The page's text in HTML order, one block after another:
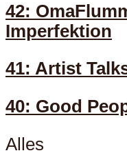
42:
Imperfektion
41: Artist
40: Good
Alles